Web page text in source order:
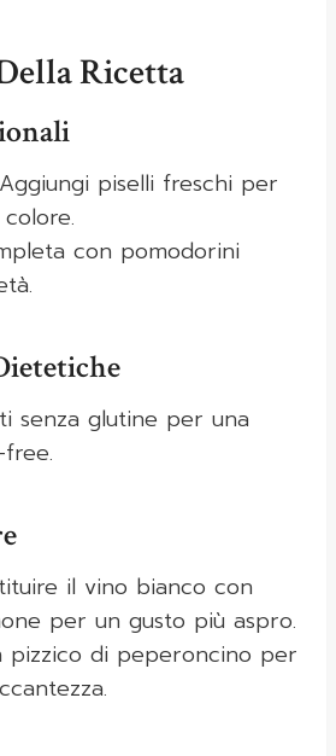
Ricetta
piselli freschi per
con pomodorini
senza glutine per una
il vino bianco con
per un gusto più aspro.
pizzico di peperoncino per